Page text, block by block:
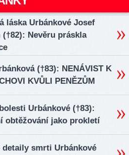
láska Urbánkové Josef
(†82): Nevěru práskla
(†83): NENÁVIST K
KVŮLI PENĚZŮM
Urbánkové (†83):
obtěžování jako prokletí
detaily smrti Urbánkové